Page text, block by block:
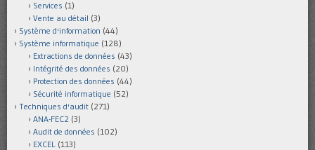
Services (1)
Vente au détail (3)
Système d'information (44)
Système informatique (128)
Extractions de données (43)
Intégrité des données (20)
Protection des données (44)
Sécurité informatique (52)
Techniques d'audit (271)
ANA-FEC2 (3)
Audit de données (102)
EXCEL (113)